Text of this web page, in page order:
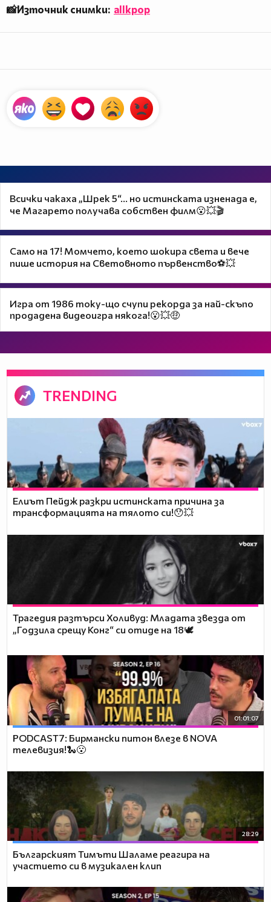
📸Източник снимки: allkpop
Всички чакаха „Шрек 5“… но истинската изненада е,
че Магарето получава собствен филм😮💥🎬
Само на 17! Момчето, което шокира света и вече
пише история на Световното първенство⚽💥
Игра от 1986 току-що счупи рекорда за най-скъпо
продадена видеоигра някога!😮💥🤑
TRENDING
Елиът Пейдж разкри истинската причина за
трансформацията на тялото си!😯💥
Трагедия разтърси Холивуд: Младата звезда от
„Годзила срещу Конг“ си отиде на 18🕊️
01:01:07
PODCAST7: Бирмански питон влезе в NOVA
телевизия!🐍😮
28:29
Българският Тимъти Шаламе реагира на
участието си в музикален клип